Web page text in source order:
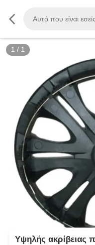
1 / 1
Υψηλής ακρίβειας